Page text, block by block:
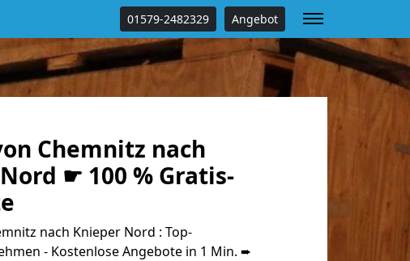
01579-2482329 Angebot
Chemnitz nach
☛ 100 % Gratis-
nach Knieper Nord : Top-
- Kostenlose Angebote in 1 Min. ➨